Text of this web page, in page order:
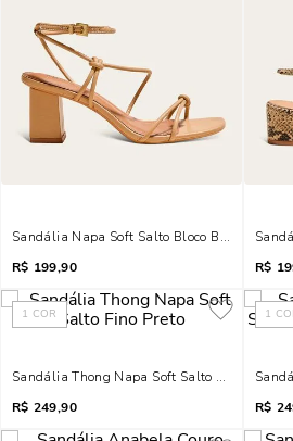
Sandália Napa Soft Salto Bloco Bege Tiras
R$ 199,90
R$
1 COR
Sandália Thong Napa Soft Salto Fino Preto
R$ 249,90
1
R$